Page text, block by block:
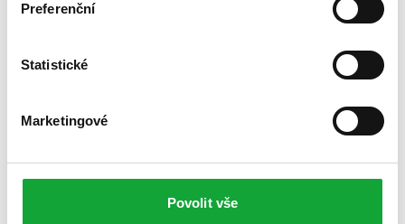
Preferenční
Statistické
Marketingové
Povolit vše